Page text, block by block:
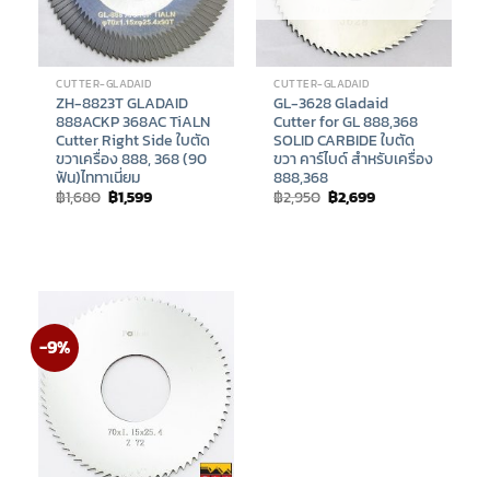
CUTTER-GLADAID
ZH-8823T GLADAID
888ACKP 368AC TiALN
Cutter Right Side ใบตัด
ขวาเครื่อง 888, 368 (90
ฟัน)ไททาเนี่ยม
฿1,680 Original
price
฿1,599Current
CUTTER-GLADAID
GL-3628 Gladaid
Cutter for GL 888,368
SOLID CARBIDE ใบตัด
ขวา คาร์ไบด์ สำหรับเครื่อง
888,368
฿2,950 Original
price
฿2,699Current
-9%